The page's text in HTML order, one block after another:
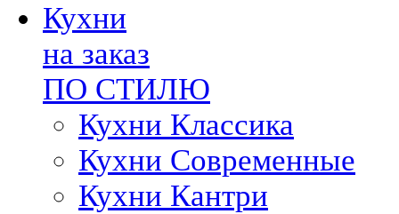
Кухни
на заказ
ПО СТИЛЮ
Кухни Классика
Кухни Современные
Кухни Кантри